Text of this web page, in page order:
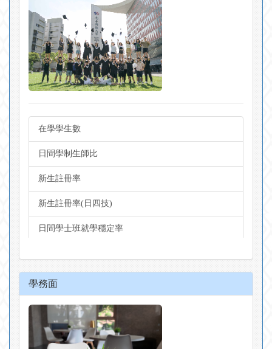
董事會投入資源
高教深耕計畫書（簡版）
校務評鑑與專業評鑑
在學學生數
日間學制生師比
新生註冊率
新生註冊率(日四技)
日間學士班就學穩定率
全外語授課學位學制班別學生數
南臺學生畢業流向
南臺學生UCAN職業興趣與畢業工作類型
學務面